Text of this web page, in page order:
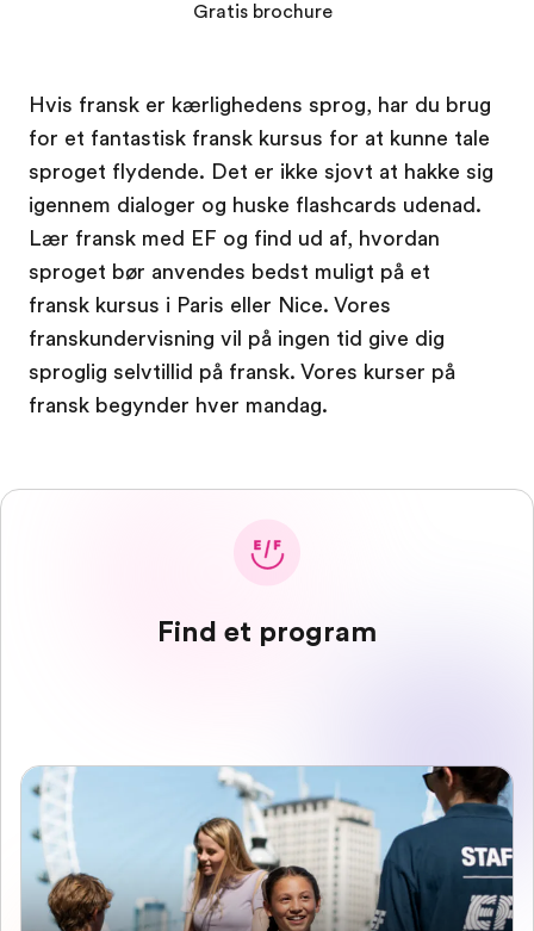
Hvis fransk er kærlighedens sprog, har du brug
for et fantastisk fransk kursus for at kunne tale
sproget flydende. Det er ikke sjovt at hakke sig
igennem dialoger og huske flashcards udenad.
Lær fransk med EF og find ud af, hvordan
sproget bør anvendes bedst muligt på et
fransk kursus i Paris eller Nice. Vores
franskundervisning vil på ingen tid give dig
sproglig selvtillid på fransk. Vores kurser på
fransk begynder hver mandag.
Gratis brochure
Find et program